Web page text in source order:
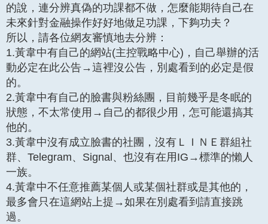
的說，連分辨真偽的功課都不做，怎麼能期待自己在
未來針對金融操作好好地做足功課，下夠功夫？
所以，請各位網友審慎地去分辨：
1.黃韋中有自己的網站(主控戰略中心)，自己舉辦的活
動必定在此公告→這裡沒公告，別處看到的必定是假
的。
2.黃韋中有自己的臉書與粉絲團，目前幾乎是冬眠的
狀態，不太常使用→自己的都很少用，怎可能還搞其
他的。
3.黃韋中沒有成立臉書的社團，沒有ＬＩＮＥ群組社
群、Telegram、Signal、也沒有在用IG→標準的懶人
一族。
4.黃韋中不任意推薦某個人或某個社群或是其他的，
最多會只在這網站上提→如果在別處看到請直接跳
過。